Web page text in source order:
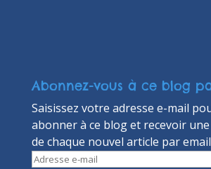
Abonnez-vous à ce blog
Saisissez votre adresse e-mail
abonner à ce blog et recevoir
de chaque nouvel article par
Adresse